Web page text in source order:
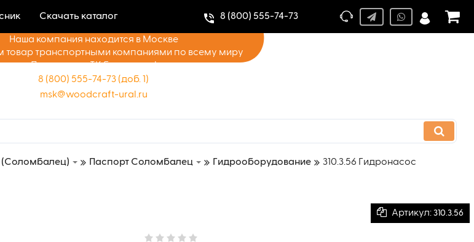
Скачать каталог 8 (800) 555-74-73
Наша компания находится в Москве
товар транспортными компаниями по всему миру
Доставка до ТК бесплатно!
8 (800) 555-74-73 (доб. 1)
msk@woodcraft-ural.ru
(Соломбалец) Паспорт Соломбалец Гидрооборудование 310.3.56 Гидронасос
Артикул: 310.3.56